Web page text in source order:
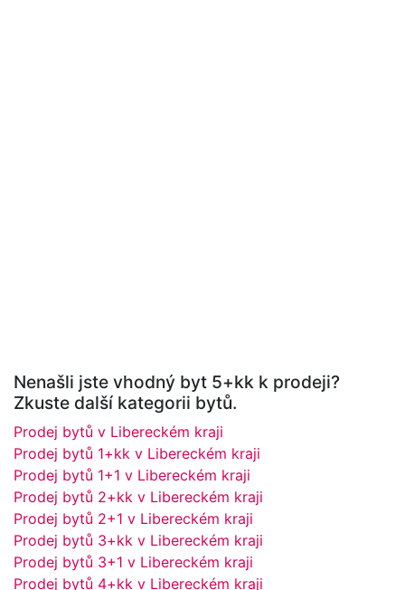
Nenašli jste vhodný byt 5+kk k prodeji?
Zkuste další kategorii bytů.
Prodej bytů v Libereckém kraji
Prodej bytů 1+kk v Libereckém kraji
Prodej bytů 1+1 v Libereckém kraji
Prodej bytů 2+kk v Libereckém kraji
Prodej bytů 2+1 v Libereckém kraji
Prodej bytů 3+kk v Libereckém kraji
Prodej bytů 3+1 v Libereckém kraji
Prodej bytů 4+kk v Libereckém kraji